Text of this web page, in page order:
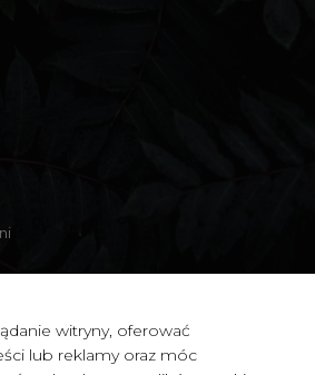
witryny, oferować
lub reklamy oraz móc